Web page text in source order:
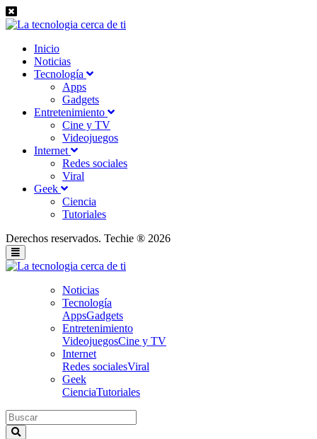
Inicio
Noticias
Tecnología
Apps
Gadgets
Entretenimiento
Cine y TV
Videojuegos
Internet
Redes sociales
Viral
Geek
Ciencia
Tutoriales
Derechos reservados. Techie ® 2026
Noticias
Tecnología
AppsGadgets
Entretenimiento
VideojuegosCine y TV
Internet
Redes socialesViral
Geek
CienciaTutoriales